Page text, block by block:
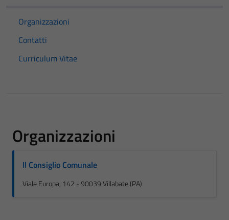
Organizzazioni
Contatti
Curriculum Vitae
Organizzazioni
Il Consiglio Comunale
Viale Europa, 142 - 90039 Villabate (PA)